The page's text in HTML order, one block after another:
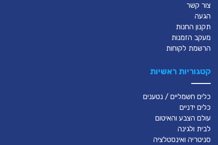
צור קשר
הגעה
תקנון החנות
מעקב הזמנות
הרשמת לקוחות
קטגוריות ראשיות
כלים חשמליים / נטענים
כלים ידניים
עולם הצבע והאיטום
לבית ולגינה
סניטריה ואינסטלציה